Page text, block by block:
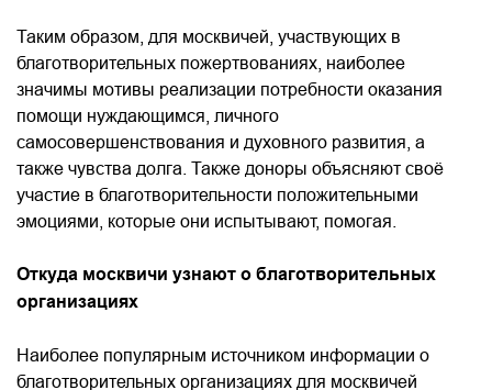
Таким образом, для москвичей, участвующих в
благотворительных пожертвованиях, наиболее
значимы мотивы реализации потребности оказания
помощи нуждающимся, личного
самосовершенствования и духовного развития, а
также чувства долга. Также доноры объясняют своё
участие в благотворительности положительными
эмоциями, которые они испытывают, помогая.
Откуда москвичи узнают о благотворительных
организациях
Наиболее популярным источником информации о
благотворительных организациях для москвичей